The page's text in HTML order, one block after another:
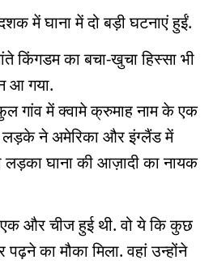
में घाना में दो बड़ी घटनाएं हुईं.
किंगडम का बचा-खुचा हिस्सा भी
आ गया.
गांव में क्वामे क्रुमाह नाम के एक
ने अमेरिका और इंग्लैंड में
घाना की आज़ादी का नायक
एक और चीज हुई थी. वो ये कि कुछ
का मौका मिला. वहां उन्होंने